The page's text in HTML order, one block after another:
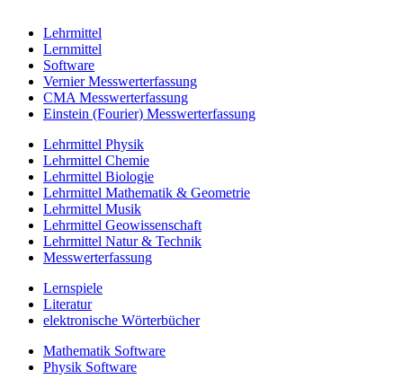
Lehrmittel
Lernmittel
Software
Vernier Messwerterfassung
CMA Messwerterfassung
Einstein (Fourier) Messwerterfassung
Lehrmittel Physik
Lehrmittel Chemie
Lehrmittel Biologie
Lehrmittel Mathematik & Geometrie
Lehrmittel Musik
Lehrmittel Geowissenschaft
Lehrmittel Natur & Technik
Messwerterfassung
Lernspiele
Literatur
elektronische Wörterbücher
Mathematik Software
Physik Software